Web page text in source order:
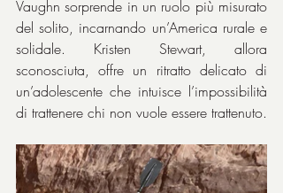
Vaughn sorprende in un ruolo più misurato
del solito, incarnando un’America rurale e
solidale. Kristen Stewart, allora
sconosciuta, offre un ritratto delicato di
un’adolescente che intuisce l’impossibilità
di trattenere chi non vuole essere trattenuto.